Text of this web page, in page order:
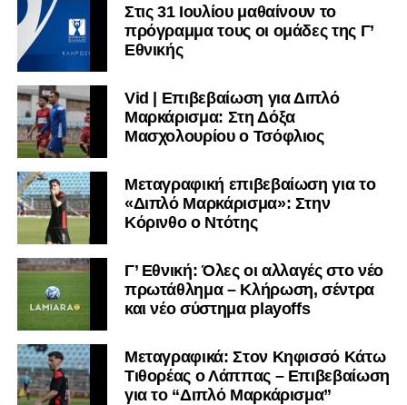
Στις 31 Ιουλίου μαθαίνουν το
πρόγραμμα τους οι ομάδες της Γ’
Εθνικής
Vid | Επιβεβαίωση για Διπλό
Μαρκάρισμα: Στη Δόξα
Μασχολουρίου ο Τσόφλιος
Μεταγραφική επιβεβαίωση για το
«Διπλό Μαρκάρισμα»: Στην
Κόρινθο ο Ντότης
Γ’ Εθνική: Όλες οι αλλαγές στο νέο
πρωτάθλημα – Κλήρωση, σέντρα
και νέο σύστημα playoffs
Μεταγραφικά: Στον Κηφισσό Κάτω
Τιθορέας ο Λάππας – Επιβεβαίωση
για το “Διπλό Μαρκάρισμα”